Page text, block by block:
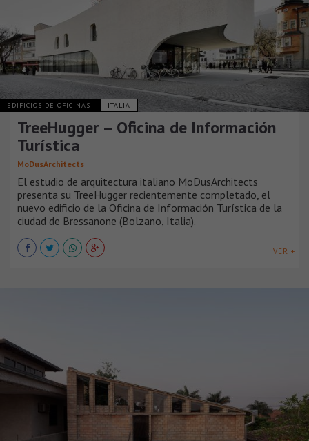
EDIFICIOS DE OFICINAS ITALIA
TreeHugger – Oficina de Información
Turística
MoDusArchitects
El estudio de arquitectura italiano MoDusArchitects
presenta su TreeHugger recientemente completado, el
nuevo edificio de la Oficina de Información Turística de la
ciudad de Bressanone (Bolzano, Italia).
VER +